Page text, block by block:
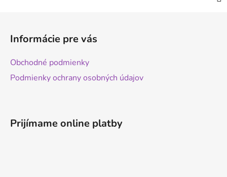
Informácie pre vás
Obchodné podmienky
Podmienky ochrany osobných údajov
Prijímame online platby